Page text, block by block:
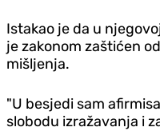
Istakao je da u
je zakonom zaštićen
mišljenja.
"U besjedi sam
slobodu izražavanja i